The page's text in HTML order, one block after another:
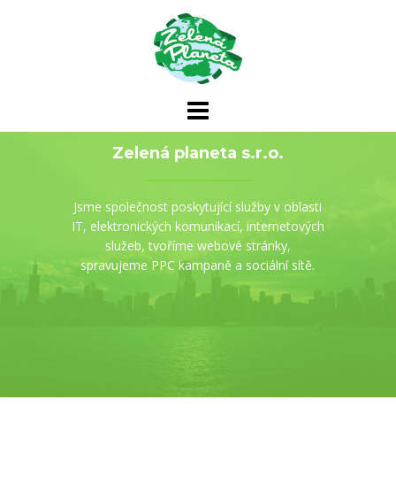
Zelená planeta s.r.o.
Jsme společnost poskytující služby v oblasti
IT, elektronických komunikací, internetových
služeb, tvoříme webové stránky,
spravujeme PPC kampaně a sociální sítě.